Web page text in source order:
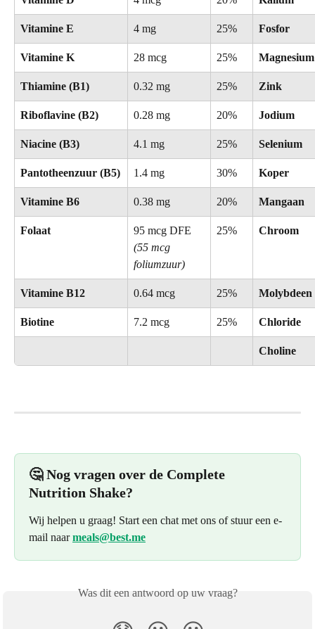
Vitamine E 4 mg 25% Fosfor
Vitamine K 28 mcg 25% Magnesium
Thiamine (B1) 0.32 mg 25% Zink
Riboflavine (B2) 0.28 mg 20% Jodium
Niacine (B3) 4.1 mg 25% Selenium
Pantotheenzuur (B5) 1.4 mg 30% Koper
Vitamine B6 0.38 mg 20% Mangaan
Folaat
95 mcg DFE
(55 mcg
foliumzuur)
25% Chroom
Vitamine B12 0.64 mcg 25% Molybdeen
Biotine 7.2 mcg 25% Chloride
Choline
🤔 Nog vragen over de Complete
Nutrition Shake?
Wij helpen u graag! Start een chat met ons of stuur een e-
mail naar meals@best.me
Was dit een antwoord op uw vraag?